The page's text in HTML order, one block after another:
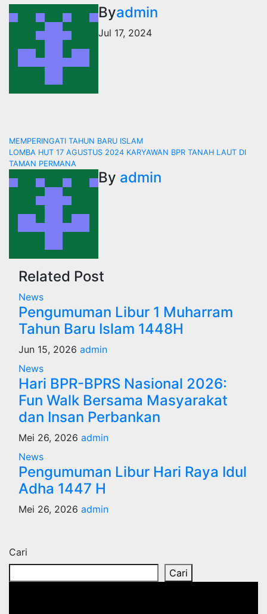
Byadmin
Jul 17, 2024
Navigasi
pos
MEMPERINGATI TAHUN BARU ISLAM
LOMBA HUT 17 AGUSTUS 2024 KARYAWAN BPR TANAH LAUT DI
TAMAN PERMANA
By admin
Related Post
News
Pengumuman Libur 1 Muharram
Tahun Baru Islam 1448H
Jun 15, 2026 admin
News
Hari BPR-BPRS Nasional 2026:
Fun Walk Bersama Masyarakat
dan Insan Perbankan
Mei 26, 2026 admin
News
Pengumuman Libur Hari Raya Idul
Adha 1447 H
Mei 26, 2026 admin
Cari
Cari